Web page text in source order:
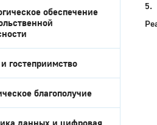
обеспечение
гостеприимство
благополучие
данных и цифровая
5.